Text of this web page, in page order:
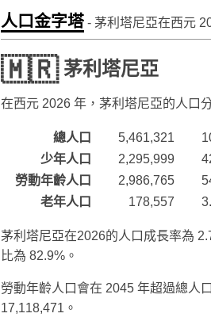
人口金字塔 - 茅利塔尼亞在西元
🇲🇷茅利塔尼亞
在西元 2026 年，茅利塔尼亞的人口
總人口 5,461,321
少年人口
2,295,999
勞動年齡人口
2,986,765
老年人口
178,557
茅利塔尼亞在2026的人口成長率為
比為 82.9%。
勞動年齡人口會在 2045 年超過總人
17,118,471。